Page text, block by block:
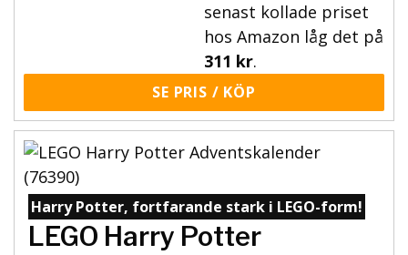
senast kollade priset
hos Amazon låg det på
311 kr.
SE PRIS / KÖP
Harry Potter, fortfarande stark i LEGO-form!
LEGO Harry Potter